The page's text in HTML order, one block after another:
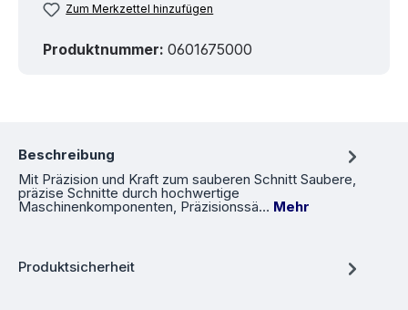
Zum Merkzettel hinzufügen
Produktnummer: 0601675000
Beschreibung
Mit Präzision und Kraft zum sauberen Schnitt Saubere,
präzise Schnitte durch hochwertige
Maschinenkomponenten, Präzisionssä… Mehr
Produktsicherheit